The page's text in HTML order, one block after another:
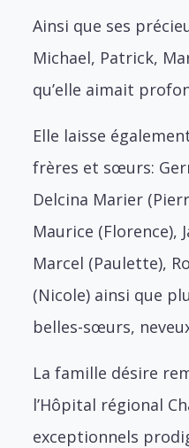
Ainsi que ses
Michael, Patrick,
qu’elle aimait
Elle laisse
frères et sœurs:
Delcina Marier
Maurice (Florence),
Marcel (Paulette),
(Nicole) ainsi que
belles-sœurs,
La famille désire
l’Hôpital régional
exceptionnels